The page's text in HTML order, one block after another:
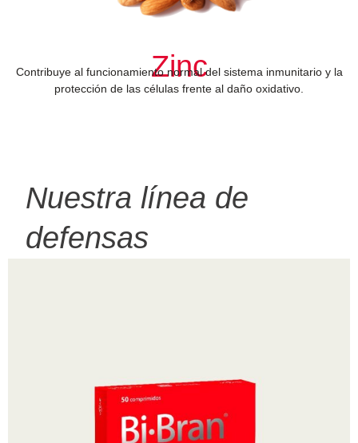
Zinc
Contribuye al funcionamiento normal del sistema inmunitario y la
protección de las células frente al daño oxidativo.
Nuestra línea de
defensas